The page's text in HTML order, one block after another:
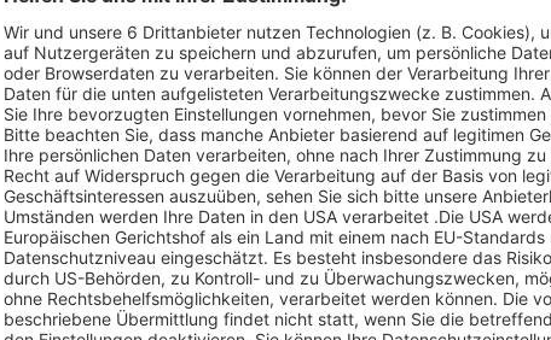
des Verkäufer haben, dann kontaktieren Sie diesen bevor Sie für das
sich innerhalb von 2 Wochen nach Kauf mit dem Verkäufer in
zu vereinbaren.